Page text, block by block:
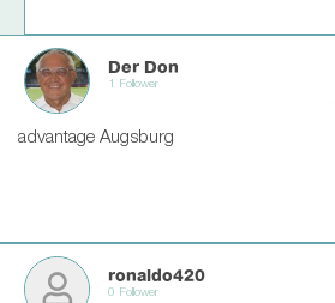
Der Don
1 Follower
advantage Augsburg
ronaldo420
0 Follower